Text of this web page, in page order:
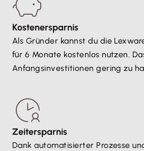
Kostenersparnis
Als Gründer kannst du die
für 6 Monate kostenlos nutzen.
Anfangsinvestitionen gering zu
Zeitersparnis
Dank automatisierter Prozesse